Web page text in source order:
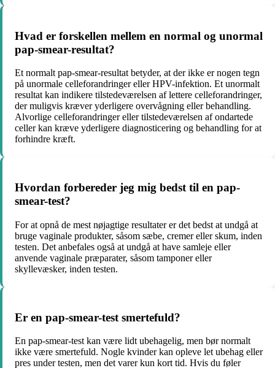
Hvad er forskellen mellem en normal og unormal
pap-smear-resultat?
Et normalt pap-smear-resultat betyder, at der ikke er nogen tegn
på unormale celleforandringer eller HPV-infektion. Et unormalt
resultat kan indikere tilstedeværelsen af lettere celleforandringer,
der muligvis kræver yderligere overvågning eller behandling.
Alvorlige celleforandringer eller tilstedeværelsen af ondartede
celler kan kræve yderligere diagnosticering og behandling for at
forhindre kræft.
Hvordan forbereder jeg mig bedst til en pap-
smear-test?
For at opnå de mest nøjagtige resultater er det bedst at undgå at
bruge vaginale produkter, såsom sæbe, cremer eller skum, inden
testen. Det anbefales også at undgå at have samleje eller
anvende vaginale præparater, såsom tamponer eller
skyllevæsker, inden testen.
Er en pap-smear-test smertefuld?
En pap-smear-test kan være lidt ubehagelig, men bør normalt
ikke være smertefuld. Nogle kvinder kan opleve let ubehag eller
pres under testen, men det varer kun kort tid. Hvis du føler